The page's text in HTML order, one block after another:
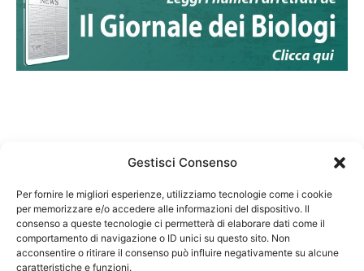
Gestisci Consenso
Per fornire le migliori esperienze, utilizziamo tecnologie come i cookie
per memorizzare e/o accedere alle informazioni del dispositivo. Il
consenso a queste tecnologie ci permetterà di elaborare dati come il
comportamento di navigazione o ID unici su questo sito. Non
acconsentire o ritirare il consenso può influire negativamente su alcune
caratteristiche e funzioni.
Federazione Nazionale Degli Ordini dei Biologi:
codice fiscale 80069130583
Responsabile sito internet www.fnob.it: Vincenzo